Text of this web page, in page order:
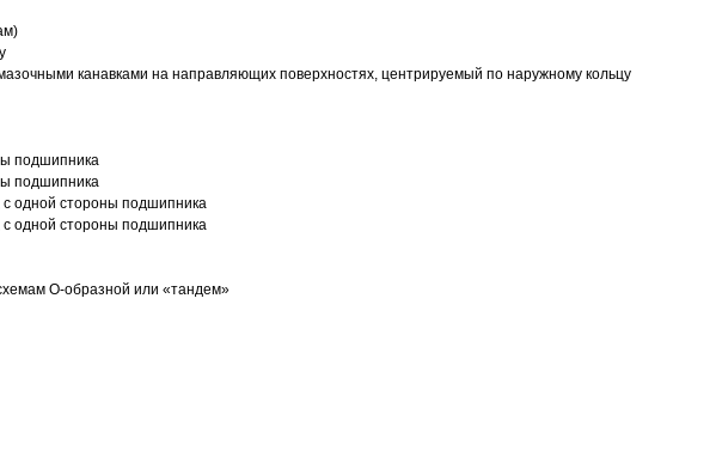
канавками на направляющих поверхностях, центрируемый по наружному кольцу
подшипника
подшипника
с одной стороны подшипника
с одной стороны подшипника
О-образной или «тандем»